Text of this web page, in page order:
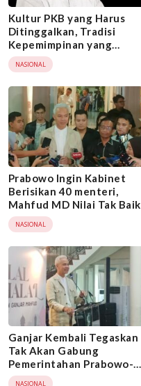
Kultur PKB yang Harus
Ditinggalkan, Tradisi
Kepemimpinan yang
Meminggirkan Kader
NASIONAL
Prabowo Ingin Kabinet
Berisikan 40 menteri,
Mahfud MD Nilai Tak Baik
NASIONAL
Ganjar Kembali Tegaskan
Tak Akan Gabung
Pemerintahan Prabowo-
Gibran
NASIONAL